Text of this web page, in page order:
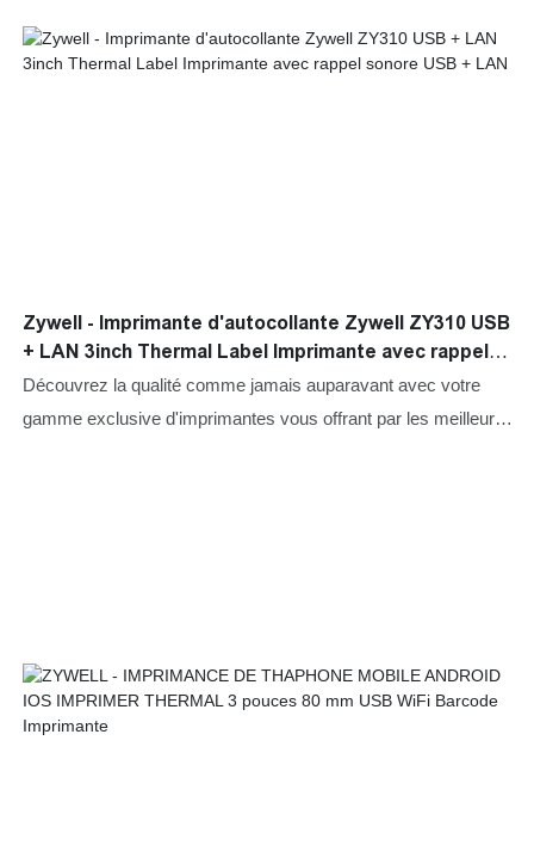
Zywell - Imprimante d'autocollante Zywell ZY310 USB
+ LAN 3inch Thermal Label Imprimante avec rappel
sonore USB + LAN
Découvrez la qualité comme jamais auparavant avec votre
gamme exclusive d'imprimantes vous offrant par les meilleurs